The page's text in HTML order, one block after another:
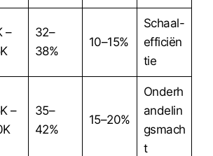
–
32–
38%
10–15%
Schaal-
efficiën
tie
–
35–
42%
15–20%
Onderh
andelin
gsmach
t